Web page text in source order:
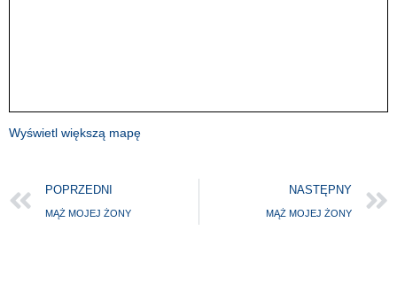
Wyświetl większą mapę
POPRZEDNI
MĄŻ MOJEJ ŻONY
NASTĘPNY
MĄŻ MOJEJ ŻONY